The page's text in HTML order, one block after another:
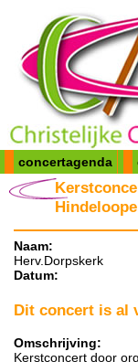
concertagenda
Naam:
Herv.Dorpskerk
Datum:
Dit concert is al
Omschrijving:
Kerstconcert door